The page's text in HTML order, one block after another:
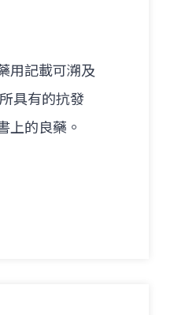
用記載可溯及
具有的抗發
上的良藥。